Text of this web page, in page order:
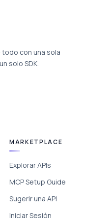
con una sola
solo SDK.
MARKETPLACE
Explorar APIs
MCP Setup Guide
Sugerir una API
Iniciar Sesión